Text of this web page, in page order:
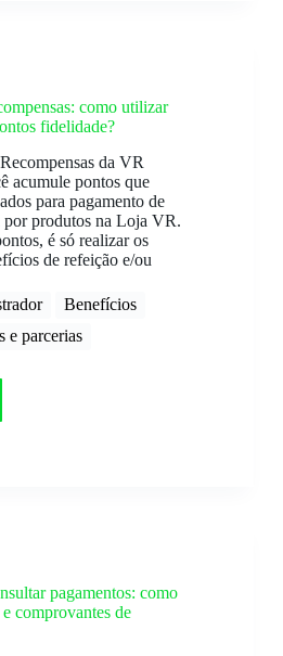
como utilizar
fidelidade?
da VR
acumule pontos que
para pagamento de
por produtos na Loja VR.
é só realizar os
de refeição e/ou
Benefícios
e parcerias
pagamentos: como
comprovantes de